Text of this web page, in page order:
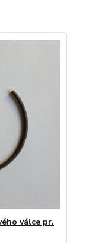
válce pr.